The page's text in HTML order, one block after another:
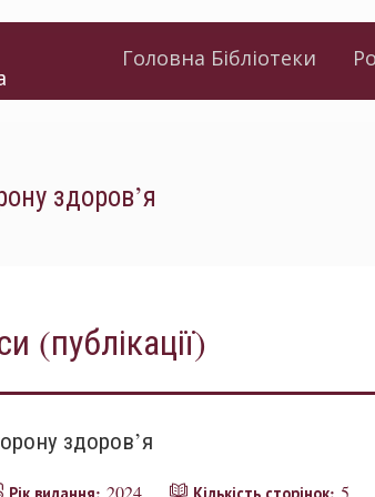
Головна Бібліотеки
здоров’я
(публікації)
здоров’я
2024
5